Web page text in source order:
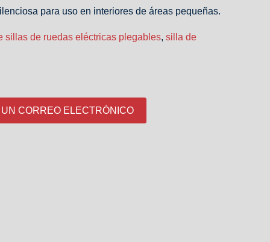
para uso en interiores de áreas pequeñas.
sillas de ruedas eléctricas plegables, silla de
CORREO ELECTRÓNICO